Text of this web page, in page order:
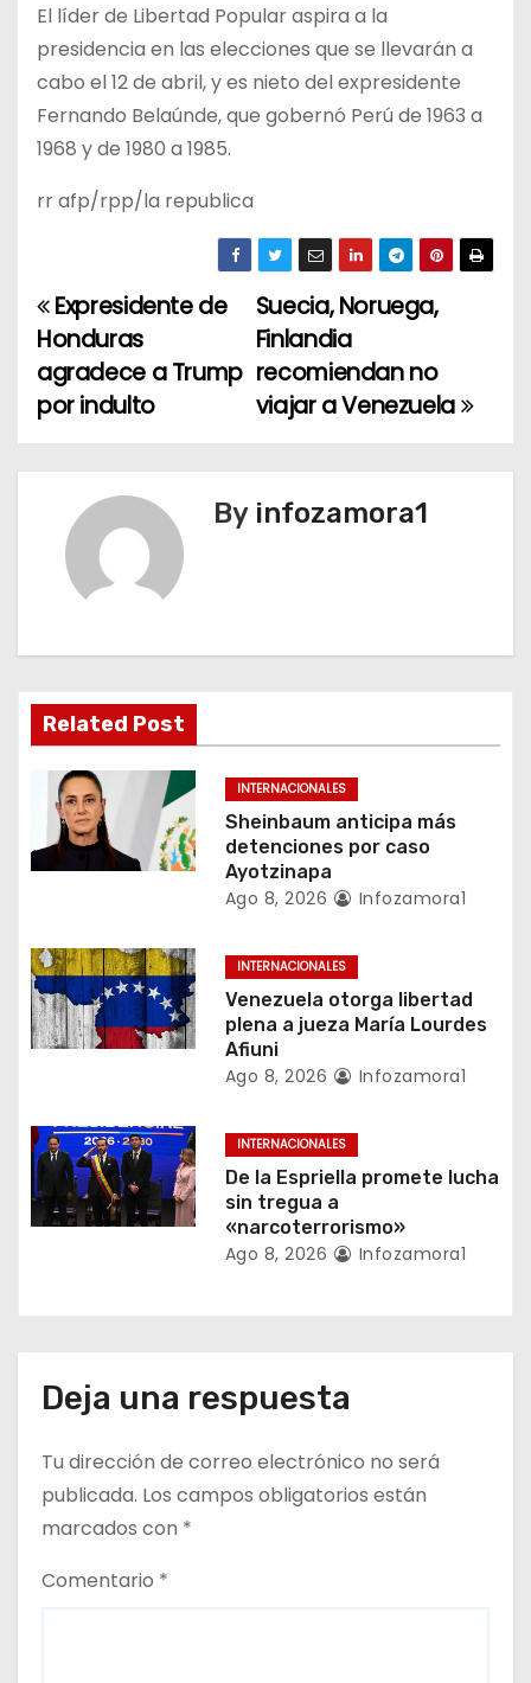
El líder de Libertad Popular aspira a la
presidencia en las elecciones que se llevarán a
cabo el 12 de abril, y es nieto del expresidente
Fernando Belaúnde, que gobernó Perú de 1963 a
1968 y de 1980 a 1985.
rr afp/rpp/la republica
N
a
v
e
i
ó
n
d
e
n
t
r
d
a
Suecia, Noruega,
Finlandia
recomiendan no
viajar a Venezuela
Expresidente de
Honduras
agradece a Trump
por indulto
By infozamora1
Related Post
INTERNACIONALES
Sheinbaum anticipa más
detenciones por caso
Ayotzinapa
Ago 8, 2026 Infozamora1
INTERNACIONALES
Venezuela otorga libertad
plena a jueza María Lourdes
Afiuni
Ago 8, 2026 Infozamora1
INTERNACIONALES
De la Espriella promete lucha
sin tregua a
«narcoterrorismo»
Ago 8, 2026 Infozamora1
Deja una respuesta
Tu dirección de correo electrónico no será
publicada. Los campos obligatorios están
marcados con *
Comentario *